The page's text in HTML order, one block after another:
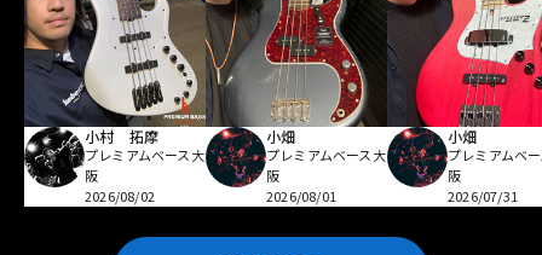
小村 拓摩
プレミアムベース大
阪
2026/08/02
小畑
プレミアムベース大
阪
2026/08/01
小畑
プレミアムベ
阪
2026/07/31